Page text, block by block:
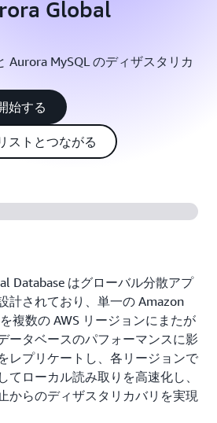
Global
Aurora MySQL のディザスタリカ
始する
ストとつながる
Database はグローバル分散アプ
計されており、単一の Amazon
複数の AWS リージョンにまたが
ータベースのパフォーマンスに影
レプリケートし、各リージョンで
てローカル読み取りを高速化し、
からのディザスタリカバリを実現